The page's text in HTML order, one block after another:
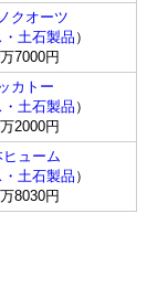
クオーツ
・土石製品 ）
7000円
カトー
・土石製品 ）
2000円
ヒューム
・土石製品 ）
8030円